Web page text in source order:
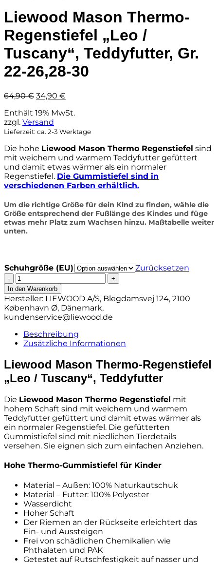
Liewood Mason Thermo-
Regenstiefel „Leo /
Tuscany“, Teddyfutter, Gr.
22-26,28-30
64,90€ Ursprünglicher
war:
64,90 €
34,90 €
ist:
Enthält 19% MwSt.
zzgl. Versand
Lieferzeit: ca. 2-3 Werktage
Die hohe Liewood Mason Thermo Regenstiefel sind
mit weichem und warmem Teddyfutter gefüttert
und damit etwas wärmer als ein normaler
Regenstiefel. Die Gummistiefel sind in
verschiedenen Farben erhältlich.
Um die richtige Größe für dein Kind zu finden, wähle die
Größe entsprechend der Fußlänge des Kindes und füge
etwas mehr Platz zum Wachsen hinzu. Maßtabelle weiter
unten.
Schuhgröße (EU)
Zurücksetzen
Liewood
Mason
Thermo-
Regenstiefel
„Leo
Tuscany“,
Teddyfutter,
22-
26,28-
30
In den Warenkorb
Hersteller: LIEWOOD A/S, Blegdamsvej 124, 2100
København Ø, Dänemark,
kundenservice@liewood.de
Beschreibung
Zusätzliche Informationen
Liewood Mason Thermo-Regenstiefel
„Leo / Tuscany“, Teddyfutter
Die Liewood Mason Thermo Regenstiefel mit
hohem Schaft sind mit weichem und warmem
Teddyfutter gefüttert und damit etwas wärmer als
ein normaler Regenstiefel. Die gefütterten
Gummistiefel sind mit niedlichen Tierdetails
versehen. Sie eignen sich zum einfachen Anziehen.
Hohe Thermo-Gummistiefel für Kinder
Material – Außen: 100% Naturkautschuk
Material – Futter: 100% Polyester
Wasserdicht
Hoher Schaft
Der Riemen an der Rückseite erleichtert das
Ein- und Aussteigen
Frei von schädlichen Chemikalien wie
Phthalaten und PAK
Getestet auf Rutschfestigkeit auf nasser und